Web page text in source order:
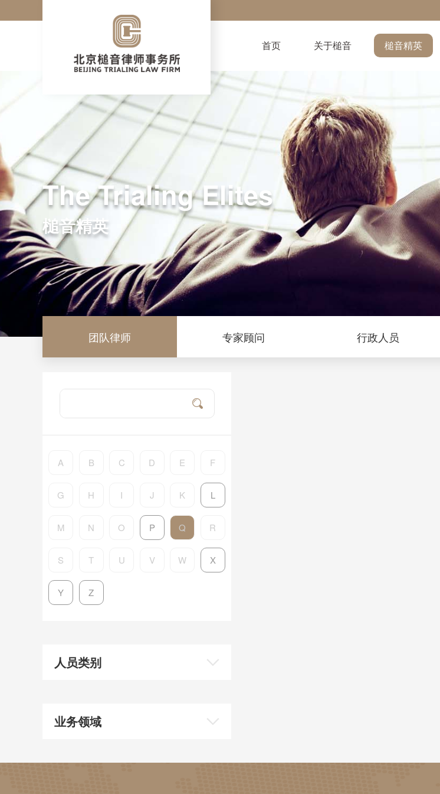
首页 关于槌音 槌音精英
The Trialing Elites
槌音精英
团队律师 专家顾问 行政人员
A B C D E F
G H I J K L
M N O P Q R
S T U V W X
Y Z
人员类别
业务领域